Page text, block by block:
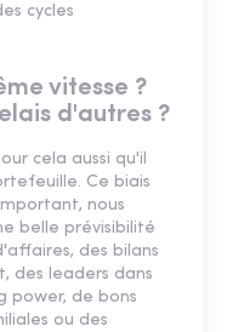
cycles
vitesse ?
d'autres ?
cela aussi qu'il
Ce biais
nous
belle prévisibilité
des bilans
des leaders dans
power, de bons
ou des